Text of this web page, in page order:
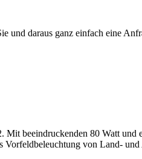
und daraus ganz einfach eine
beeindruckenden 80 Watt
von Land-